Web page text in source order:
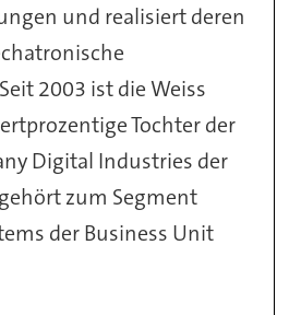
und realisiert deren
2003 ist die Weiss
Tochter der
Digital Industries der
zum Segment
der Business Unit